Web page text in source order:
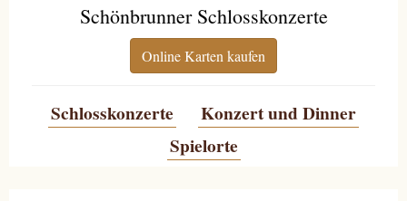
Schönbrunner Schlosskonzerte
Online Karten kaufen
Schlosskonzerte
Konzert und Dinner
Spielorte